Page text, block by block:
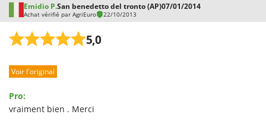
Emidio P.San benedetto del tronto (AP)07/01/2014
Achat vérifié par AgriEuro 22/10/2013
5,0
Voir l'original
Pro:
vraiment bien . Merci